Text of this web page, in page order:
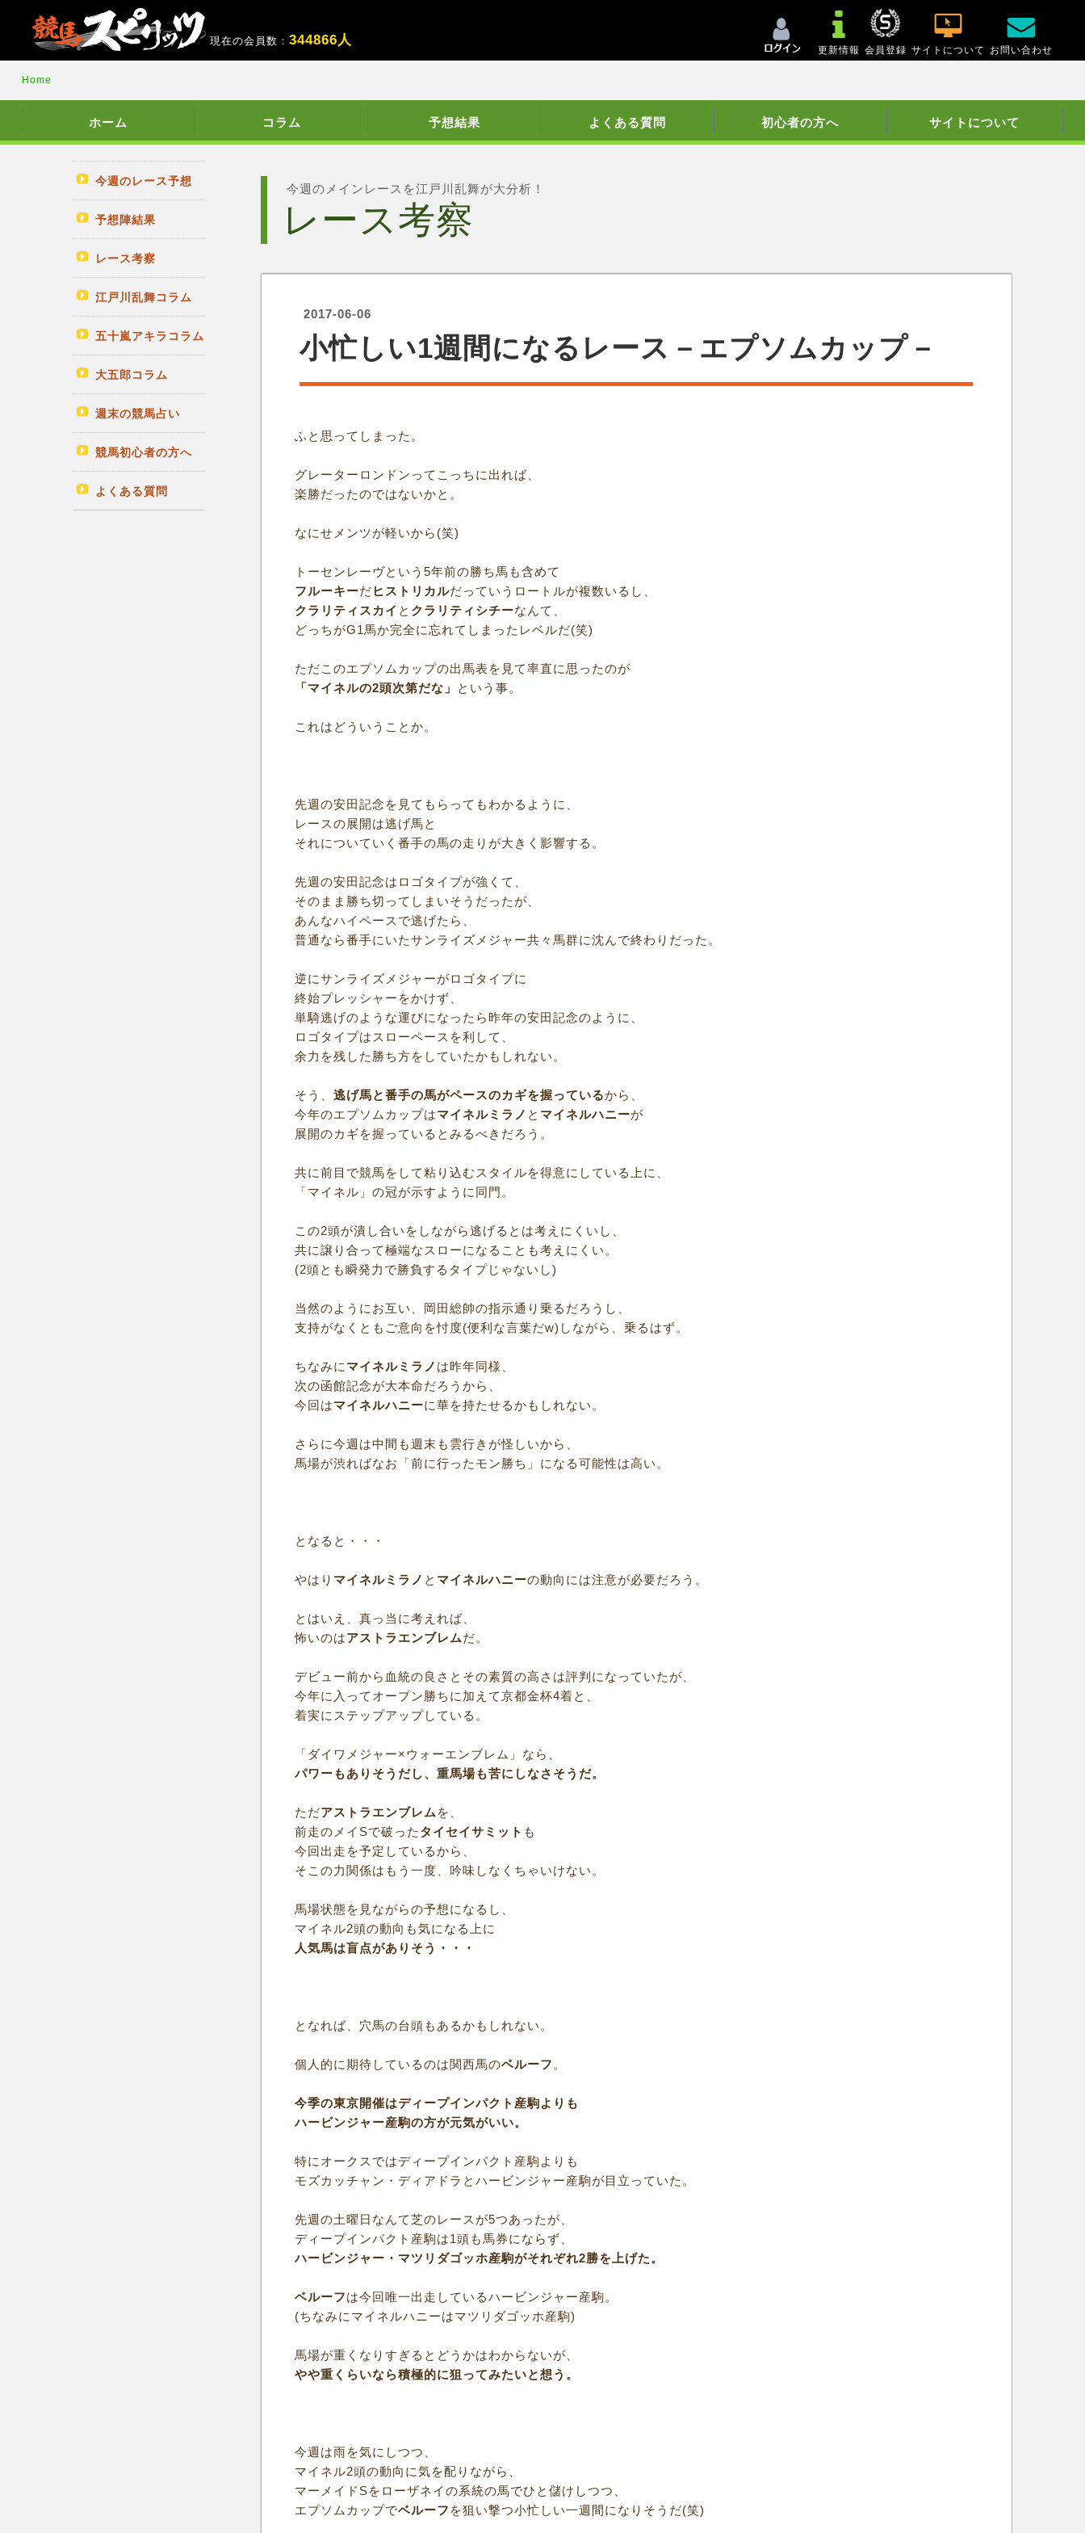
現在の会員数：344866人
更新情報 会員登録 サイトについて お問い合わせ
Home
ホーム コラム 予想結果 よくある質問 初心者の方へ サイトについて
今週のレース予想
予想陣結果
レース考察
江戸川乱舞コラム
五十嵐アキラコラム
大五郎コラム
週末の競馬占い
競馬初心者の方へ
よくある質問
今週のメインレースを江戸川乱舞が大分析！
レース考察
2017-06-06
小忙しい1週間になるレース－エプソムカップ－
ふと思ってしまった。
グレーターロンドンってこっちに出れば、
楽勝だったのではないかと。
なにせメンツが軽いから(笑)
トーセンレーヴという5年前の勝ち馬も含めて
フルーキーだ ヒストリカルだっていうロートルが複数いるし、
クラリティスカイ と クラリティシチーなんて、
どっちがG1馬か完全に忘れてしまったレベルだ(笑)
ただこのエプソムカップの出馬表を見て率直に思ったのが
「マイネルの2頭次第だな」
という事。
これはどういうことか。
先週の安田記念を見てもらってもわかるように、
レースの展開は逃げ馬と
それについていく番手の馬の走りが大きく影響する。
先週の安田記念はロゴタイプが強くて、
そのまま勝ち切ってしまいそうだったが、
あんなハイペースで逃げたら、
普通なら番手にいたサンライズメジャー共々馬群に沈んで終わりだった。
逆にサンライズメジャーがロゴタイプに
終始プレッシャーをかけず、
単騎逃げのような運びになったら昨年の安田記念のように、
ロゴタイプはスローペースを利して、
余力を残した勝ち方をしていたかもしれない。
そう、逃げ馬と番手の馬がペースのカギを握っているから、
今年のエプソムカップはマイネルミラノ と マイネルハニーが
展開のカギを握っているとみるべきだろう。
共に前目で競馬をして粘り込むスタイルを得意にしている上に、
「マイネル」の冠が示すように同門。
この2頭が潰し合いをしながら逃げるとは考えにくいし、
共に譲り合って極端なスローになることも考えにくい。
(2頭とも瞬発力で勝負するタイプじゃないし)
当然のようにお互い、岡田総帥の指示通り乗るだろうし、
支持がなくともご意向を忖度(便利な言葉だw)しながら、乗るはず。
ちなみにマイネルミラノ は昨年同様、
次の函館記念が大本命だろうから、
今回はマイネルハニーに華を持たせるかもしれない。
さらに今週は中間も週末も雲行きが怪しいから、
馬場が渋ればなお「前に行ったモン勝ち」になる可能性は高い。
となると・・・
やはり マイネルミラノ と マイネルハニーの動向には注意が必要だろう。
とはいえ、真っ当に考えれば、
怖いのはアストラエンブレムだ。
デビュー前から血統の良さとその素質の高さは評判になっていたが、
今年に入ってオープン勝ちに加えて京都金杯4着と、
着実にステップアップしている。
「ダイワメジャー×ウォーエンブレム」なら、
パワーもありそうだし、重馬場も苦にしなさそうだ。
ただアストラエンブレムを、
前走のメイSで破った タイセイサミット も
今回出走を予定しているから、
そこの力関係はもう一度、吟味しなくちゃいけない。
馬場状態を見ながらの予想になるし、
マイネル2頭の動向も気になる上に
人気馬は盲点がありそう・・・
となれば、穴馬の台頭もあるかもしれない。
個人的に期待しているのは関西馬のベルーフ。
今季の東京開催はディープインパクト産駒よりも
ハービンジャー産駒の方が元気がいい。
特にオークスではディープインパクト産駒よりも
モズカッチャン・ディアドラとハービンジャー産駒が目立っていた。
先週の土曜日なんて芝のレースが5つあったが、
ディープインパクト産駒は1頭も馬券にならず、
ハービンジャー・マツリダゴッホ産駒がそれぞれ2勝を上げた。
ベルーフは今回唯一出走しているハービンジャー産駒。
(ちなみにマイネルハニーはマツリダゴッホ産駒)
馬場が重くなりすぎるとどうかはわからないが、
やや重くらいなら積極的に狙ってみたいと想う。
今週は雨を気にしつつ、
マイネル2頭の動向に気を配りながら、
マーメイドSをローザネイの系統の馬でひと儲けしつつ、
エプソムカップでベルーフ を狙い撃つ小忙しい一週間になりそうだ(笑)